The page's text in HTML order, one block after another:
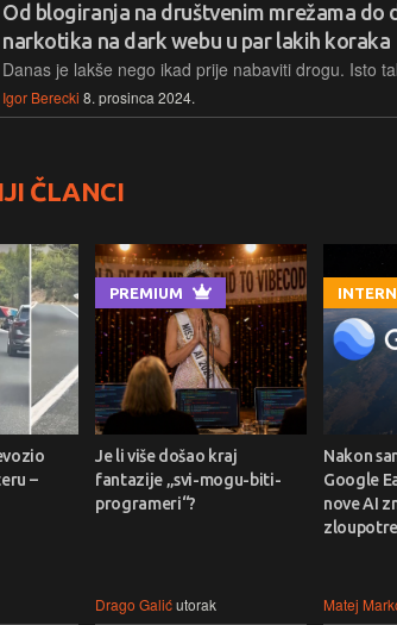
Od blogiranja na društvenim mrežama do
narkotika na dark webu u par lakih koraka
Igor Berecki 8. prosinca 2024.
ČLANCI
–
PREMIUM
Je li više došao kraj
fantazije „svi-mogu-biti-
programeri“?
Drago Galićutorak
Nakon
Google
nove AI
Matej